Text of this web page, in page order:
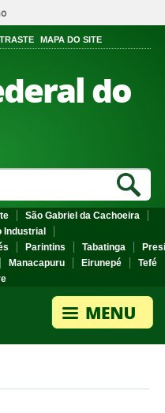
MAPA DO SITE
do
São Gabriel da Cachoeira
Industrial
Parintins Tabatinga
Manacapuru Eirunepé
Tefé